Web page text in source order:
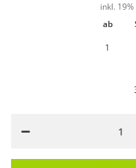
inkl. 19%
ab
1